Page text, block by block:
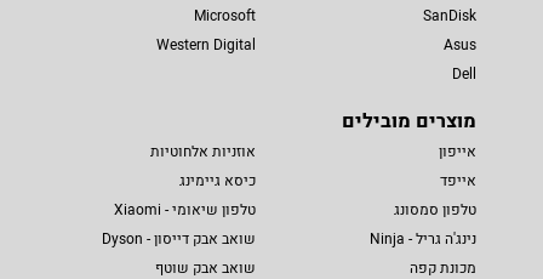
SanDisk
Asus
Dell
Microsoft
Western Digital
מוצרים מובילים
אייפון
אייפד
טלפון סמסונג
נינג'ה גריל - Ninja
מכונת קפה
אוזניות אלחוטיות
כיסא גיימינג
טלפון שיאומי - Xiaomi
שואב אבק דייסון - Dyson
שואב אבק שוטף